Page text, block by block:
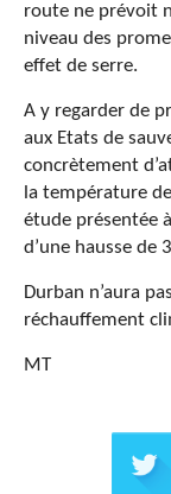
route ne prévoit
niveau des
effet de serre.
A y regarder de
aux Etats de
concrètement
la température
étude présentée
d’une hausse de
Durban n’aura
réchauffement
MT